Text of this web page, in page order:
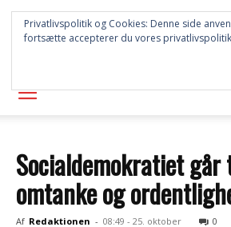
SYD
AVISEN
Socialdemokratiet går
omtanke og
Af Redaktionen - 08:49 - 25. oktober 0
Privatlivspolitik og Cookies: Denne side
fortsætte accepterer du vores